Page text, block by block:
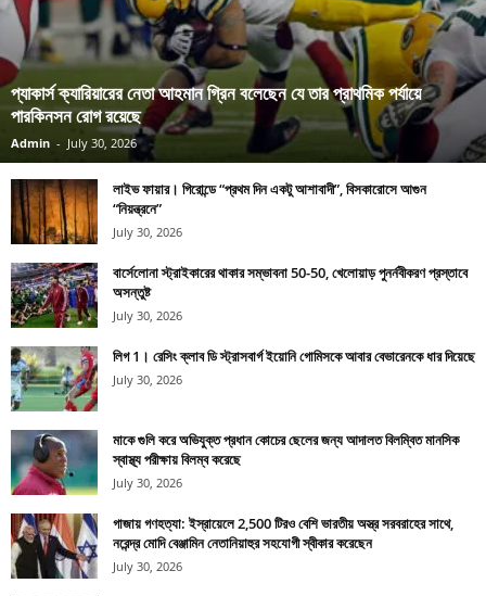
প্যাকার্স ক্যারিয়ারের নেতা আহমান গ্রিন বলেছেন যে তার প্রাথমিক পর্যায়ে
পারকিনসন রোগ রয়েছে
Admin - July 30, 2026
লাইভ ফায়ার। গিরোন্ডে “প্রথম দিন একটু আশাবাদী”, বিসকারোসে আগুন
“নিয়ন্ত্রনে”
July 30, 2026
বার্সেলোনা স্ট্রাইকারের থাকার সম্ভাবনা 50-50, খেলোয়াড় পুনর্নবীকরণ প্রস্তাবে
অসন্তুষ্ট
July 30, 2026
লিগ 1। রেসিং ক্লাব ডি স্ট্রাসবার্গ ইয়োনি গোমিসকে আবার বেভারেনকে ধার দিয়েছে
July 30, 2026
মাকে গুলি করে অভিযুক্ত প্রধান কোচের ছেলের জন্য আদালত বিলম্বিত মানসিক
স্বাস্থ্য পরীক্ষায় বিলম্ব করেছে
July 30, 2026
গাজায় গণহত্যা: ইস্রায়েলে 2,500 টিরও বেশি ভারতীয় অস্ত্র সরবরাহের সাথে,
নরেন্দ্র মোদি বেঞ্জামিন নেতানিয়াহুর সহযোগী স্বীকার করেছেন
July 30, 2026